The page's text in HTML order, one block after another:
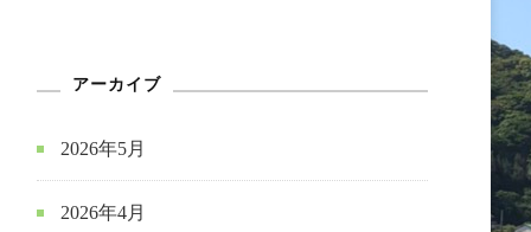
アーカイブ
2026年5月
2026年4月